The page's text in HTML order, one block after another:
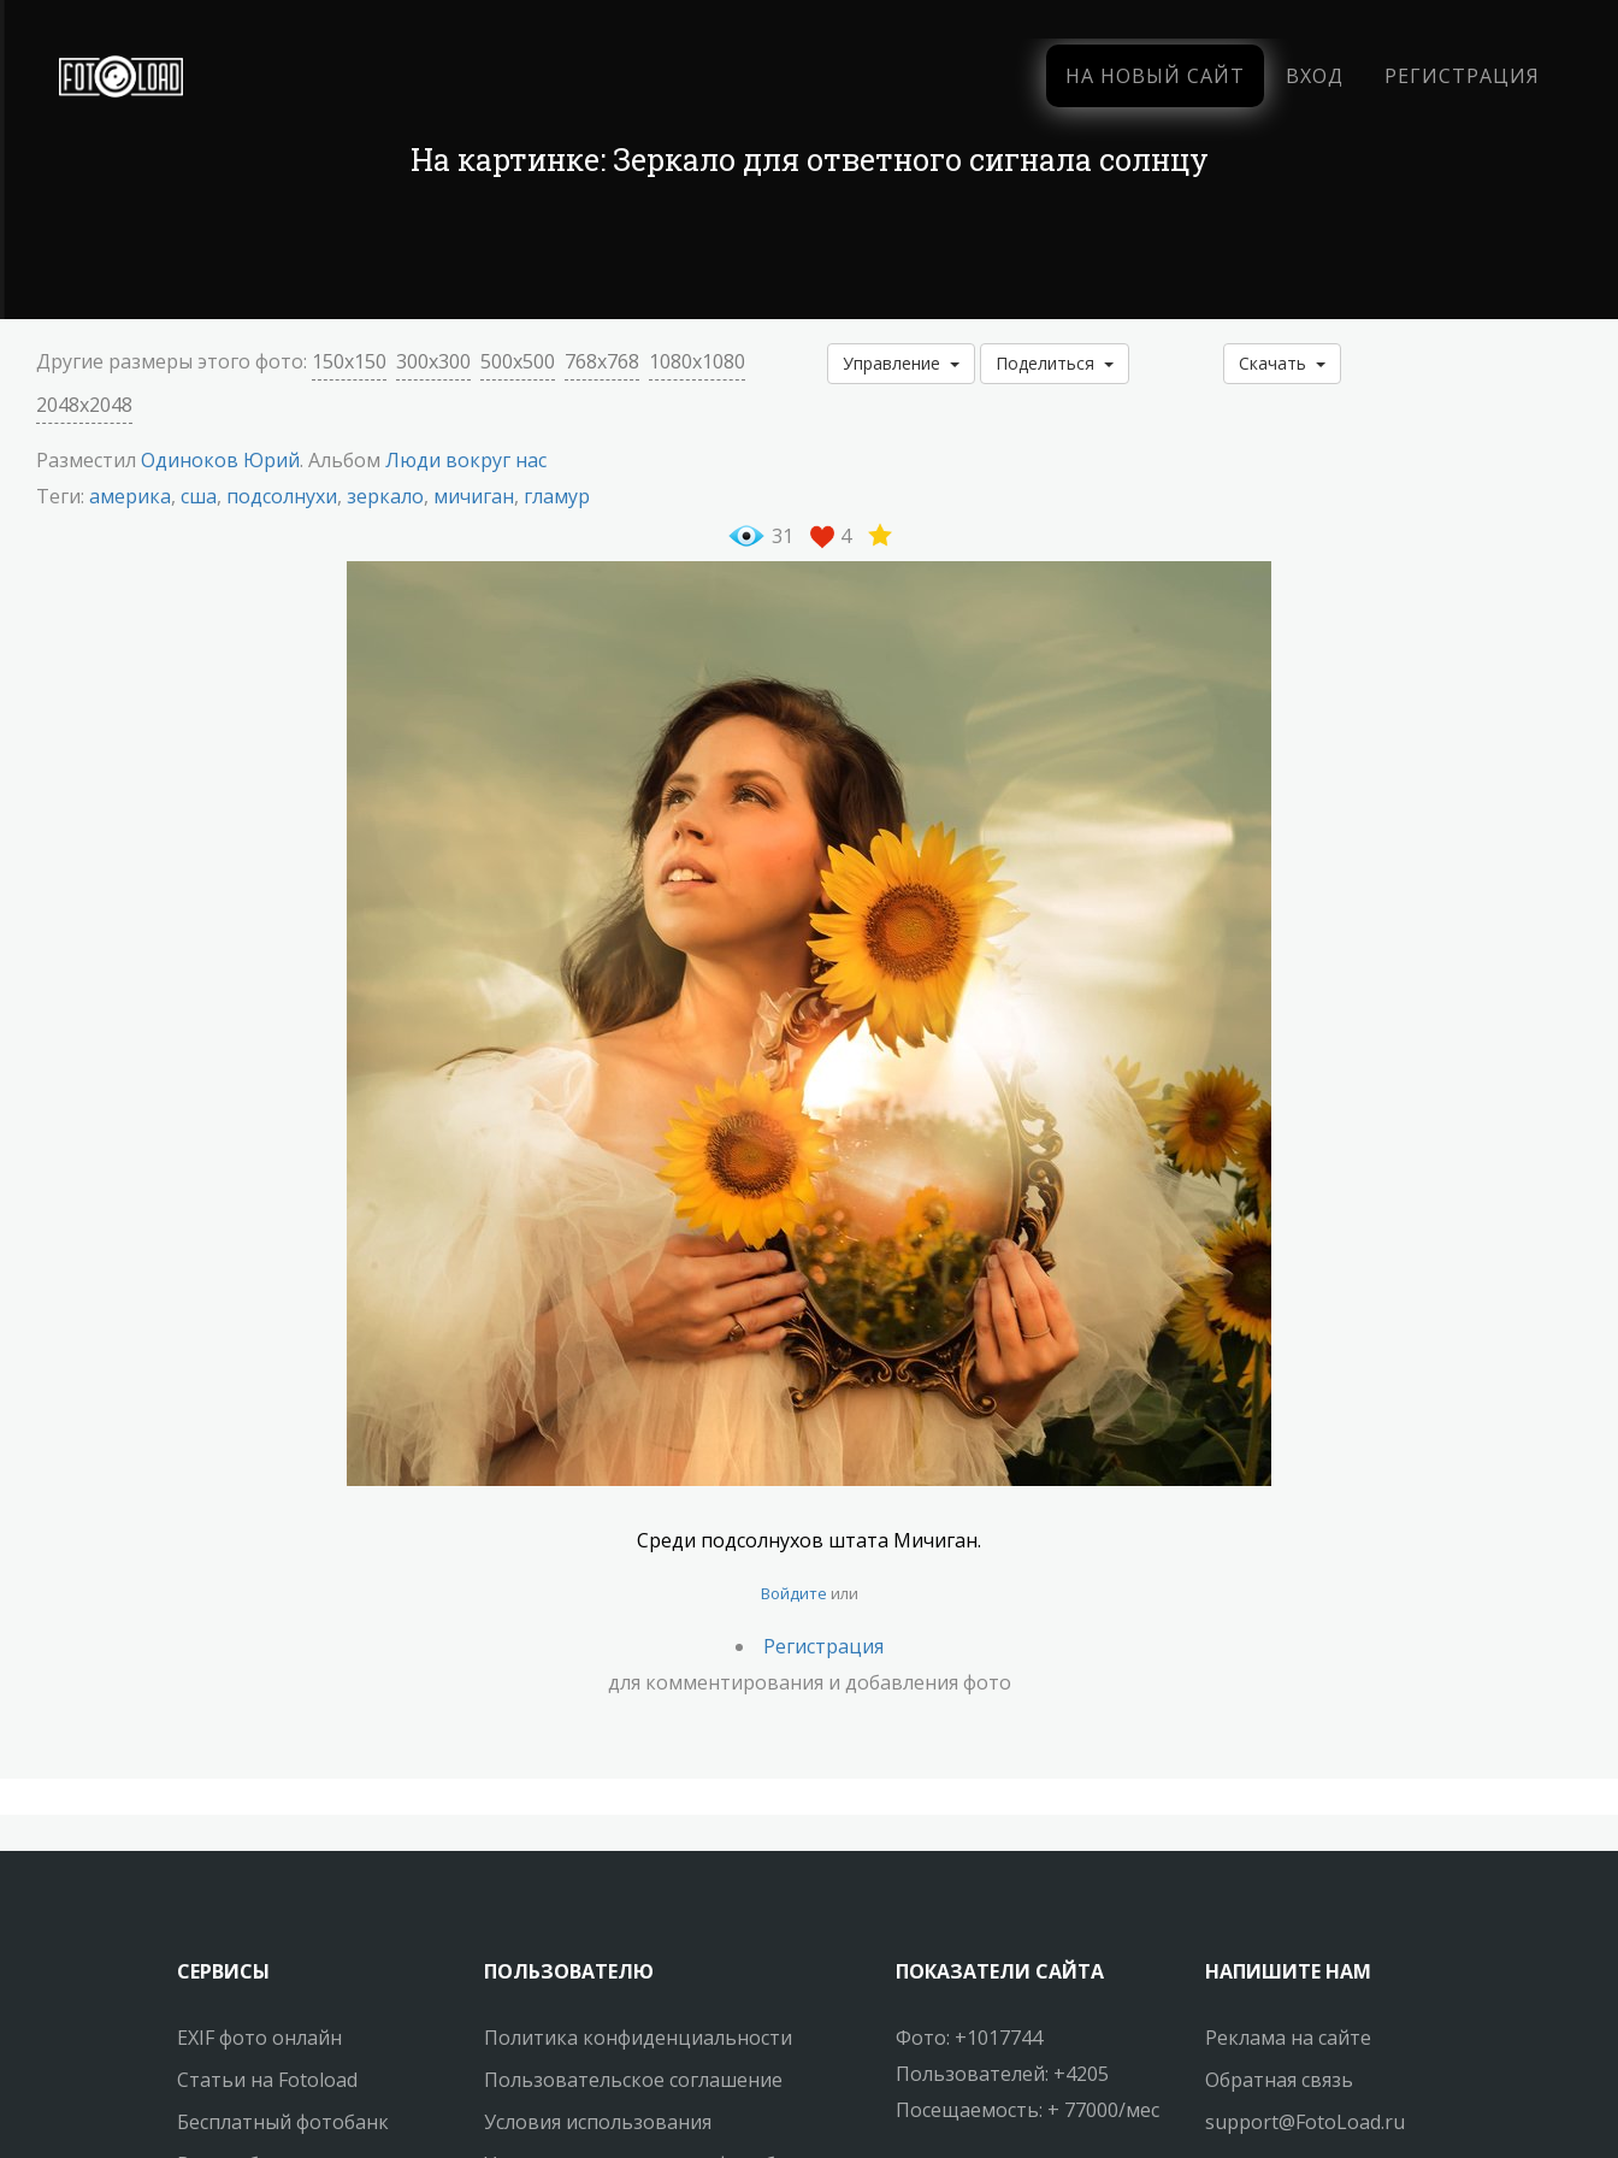
НА НОВЫЙ САЙТ ВХОД РЕГИСТРАЦИЯ
На картинке: Зеркало для ответного сигнала солнцу
Другие размеры этого фото: 150x150 300x300 500x500 768x768 1080x1080
2048x2048
Управление Поделиться Скачать
Разместил Одиноков Юрий. Альбом Люди вокруг нас
Теги: америка, сша, подсолнухи, зеркало, мичиган, гламур
31
4
Среди подсолнухов штата Мичиган.
Войдите или
Регистрация
для комментирования и добавления фото
СЕРВИСЫ
EXIF фото онлайн
Статьи на Fotoload
Бесплатный фотобанк
ПОЛЬЗОВАТЕЛЮ
Политика конфиденциальности
Пользовательское соглашение
Условия использования
ПОКАЗАТЕЛИ САЙТА
Фото: +1017744
Пользователей: +4205
Посещаемость: + 77000/мес
НАПИШИТЕ НАМ
Реклама на сайте
Обратная связь
support@FotoLoad.ru